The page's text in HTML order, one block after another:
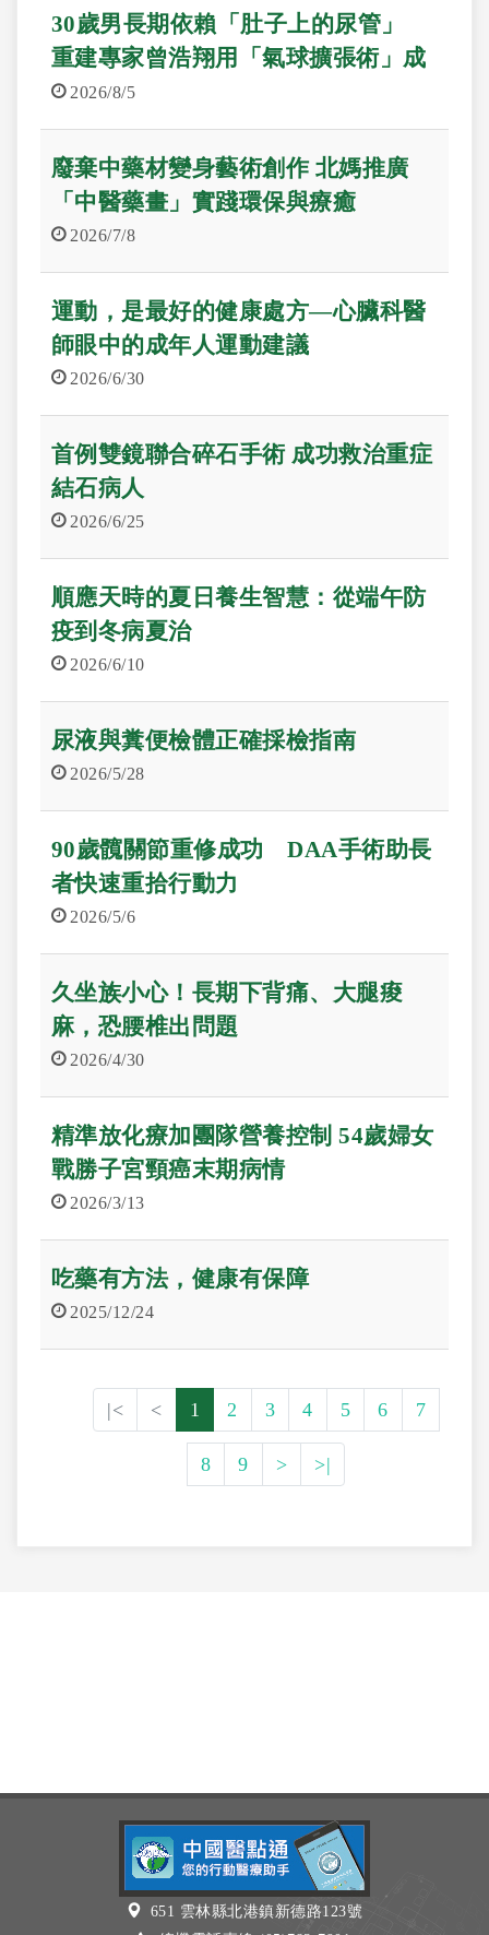
30歲男長期依賴「肚子上的尿管」
重建專家曾浩翔用「氣球擴張術」成
功助病人拔管
2026/8/5
廢棄中藥材變身藝術創作 北媽推廣
「中醫藥畫」實踐環保與療癒
2026/7/8
運動，是最好的健康處方—心臟科醫
師眼中的成年人運動建議
2026/6/30
首例雙鏡聯合碎石手術 成功救治重症
結石病人
2026/6/25
順應天時的夏日養生智慧：從端午防
疫到冬病夏治
2026/6/10
尿液與糞便檢體正確採檢指南
2026/5/28
90歲髖關節重修成功 DAA手術助長
者快速重拾行動力
2026/5/6
久坐族小心！長期下背痛、大腿痠
麻，恐腰椎出問題
2026/4/30
精準放化療加團隊營養控制 54歲婦女
戰勝子宮頸癌末期病情
2026/3/13
吃藥有方法，健康有保障
2025/12/24
|< < 1 2 3 4 5 6 7
8 9 > >|
651 雲林縣北港鎮新德路123號